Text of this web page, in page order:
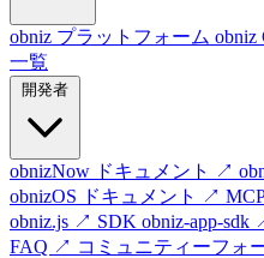
obniz プラットフォーム obniz
一覧
obnizNow ドキュメント ↗
obnizOS ドキュメント
↗
obniz.js ↗ SDK obniz-app-sdk
FAQ ↗ コミュニティーフォ